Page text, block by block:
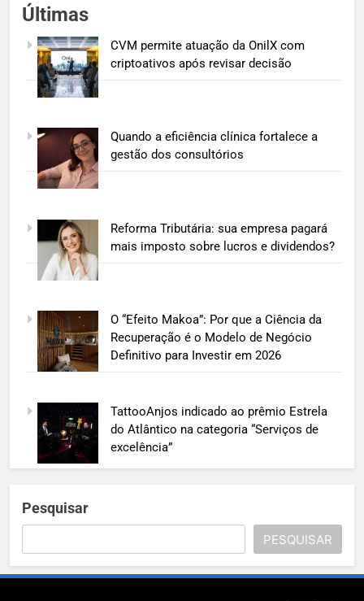
Últimas
CVM permite atuação da OnilX com
criptoativos após revisar decisão
Quando a eficiência clínica fortalece a
gestão dos consultórios
Reforma Tributária: sua empresa pagará
mais imposto sobre lucros e dividendos?
O “Efeito Makoa”: Por que a Ciência da
Recuperação é o Modelo de Negócio
Definitivo para Investir em 2026
TattooAnjos indicado ao prêmio Estrela
do Atlântico na categoria “Serviços de
excelência”
Pesquisar
PESQUISAR